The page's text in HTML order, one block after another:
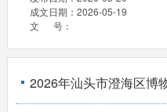
成文日期： 2026-05-19
文 号：
2026年汕头市澄海区博